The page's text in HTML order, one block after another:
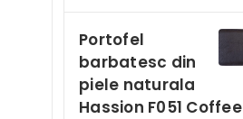
Portofel
barbatesc din
piele naturala
Hassion F051 Coffee